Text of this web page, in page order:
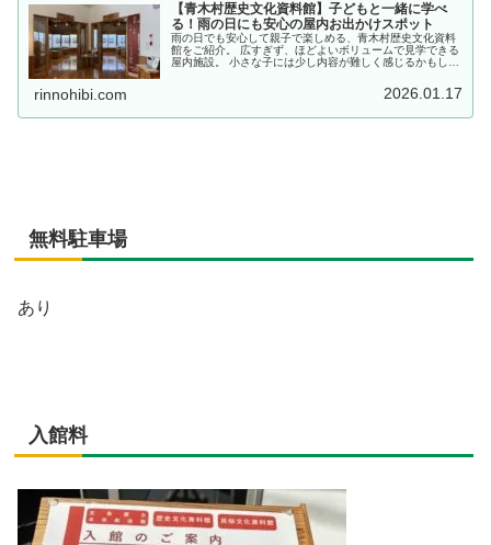
【青木村歴史文化資料館】子どもと一緒に学べ
る！雨の日にも安心の屋内お出かけスポット
雨の日でも安心して親子で楽しめる、青木村歴史文化資料
館をご紹介。 広すぎず、ほどよいボリュームで見学できる
屋内施設。 小さな子には少し内容が難しく感じるかもしれ
rinnohibi.com 2026.01.17
無料駐車場
あり
入館料